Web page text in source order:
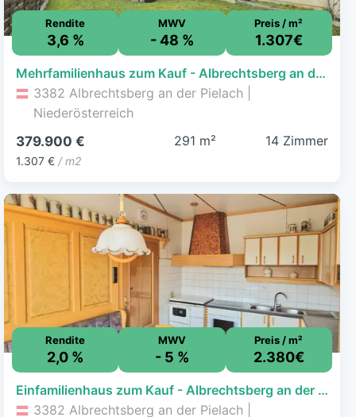
Rendite
3,6 %
MWV
- 48 %
Preis / m²
1.307€
Mehrfamilienhaus zum Kauf - Albrechtsberg an der Pielach - 379.900 € - 14 Zimmer, 290,6 m², 847 m² Grundstück
3382 Albrechtsberg an der Pielach |
Niederösterreich
379.900 €
1.307 € / m2
291 m² 14 Zimmer
Rendite
2,0 %
MWV
- 5 %
Preis / m²
2.380€
Einfamilienhaus zum Kauf - Albrechtsberg an der Pielach - 179.900 € - 3 Zimmer, 75,6 m², 388 m² Grundstück
3382 Albrechtsberg an der Pielach |